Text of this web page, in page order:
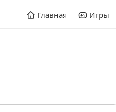
Главная Игры